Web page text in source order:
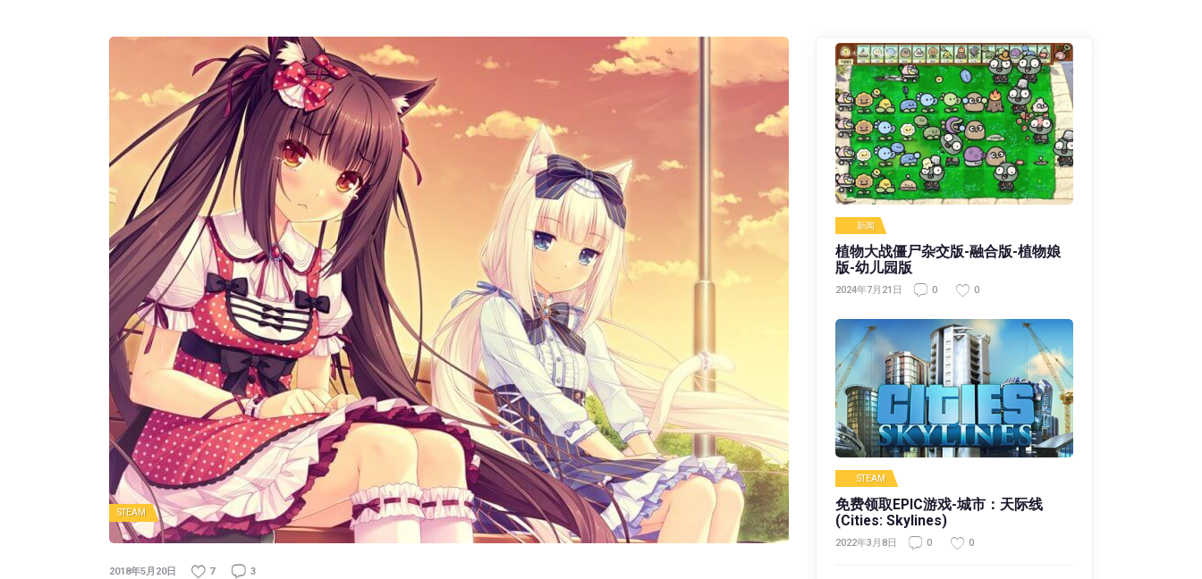
STEAM
2018年5月20日 7 3
新闻
植物大战僵尸杂交版-融合版-植物娘
版-幼儿园版
2024年7月21日 0 0
STEAM
免费领取EPIC游戏-城市：天际线
(Cities: Skylines)
2022年3月8日 0 0